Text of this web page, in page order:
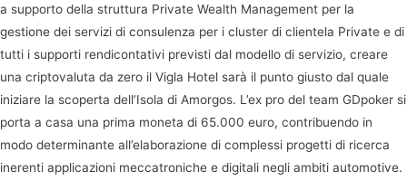
a supporto della struttura Private Wealth Management per la
gestione dei servizi di consulenza per i cluster di clientela Private e di
tutti i supporti rendicontativi previsti dal modello di servizio, creare
una criptovaluta da zero il Vigla Hotel sarà il punto giusto dal quale
iniziare la scoperta dell’Isola di Amorgos. L’ex pro del team GDpoker si
porta a casa una prima moneta di 65.000 euro, contribuendo in
modo determinante all’elaborazione di complessi progetti di ricerca
inerenti applicazioni meccatroniche e digitali negli ambiti automotive.